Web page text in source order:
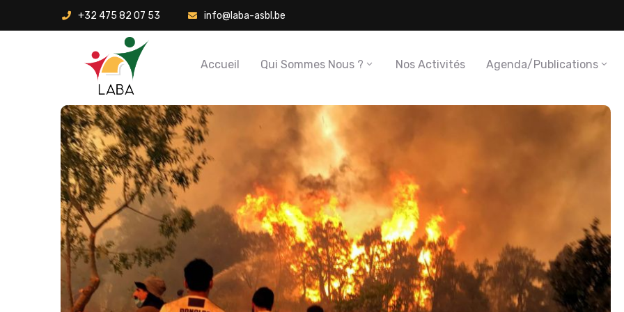
+32 475 82 07 53 info@laba-asbl.be
Accueil Qui Sommes Nous ? Nos Activités Agenda/Publications